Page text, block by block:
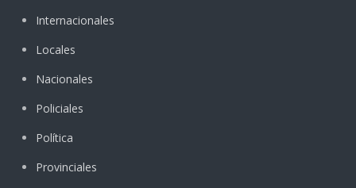
Internacionales
Locales
Nacionales
Policiales
Política
Provinciales